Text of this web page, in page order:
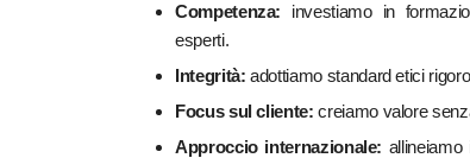
Competenza: investiamo in
esperti.
Integrità: adottiamo standard etici
Focus sul cliente: creiamo valore
Approccio internazionale: